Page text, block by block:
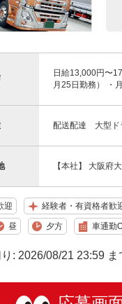
日給13,000円〜
月25日勤務） ・
配送配達 大型ド
【本社】 大阪府
迎 経験者・有資格者歓
昼 夕方 車通勤
: 2026/08/21 23:59 ま